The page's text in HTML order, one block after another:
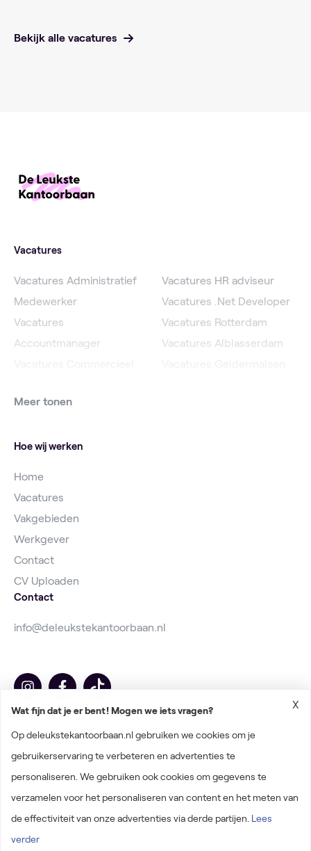
Bekijk alle vacatures
Vacatures
Vacatures Administratief
Medewerker
Vacatures
Accountmanager
Vacatures Online
Vacatures HR adviseur
Vacatures .Net Developer
Vacatures Rotterdam
Vacatures Alblasserdam
Meer tonen
Hoe wij werken
Home
Vacatures
Vakgebieden
Werkgever
Contact
CV Uploaden
Contact
info@deleukstekantoorbaan.nl
Algemene voorwaarden
Privacyverklaring
Wat fijn dat je er bent! Mogen we iets vragen?
Op deleukstekantoorbaan.nl gebruiken we cookies om je
gebruikerservaring te verbeteren en advertenties te
personaliseren. We gebruiken ook cookies om gegevens te
verzamelen voor het personaliseren van content en het meten van
de effectiviteit van onze advertenties via derde partijen. Lees
verder
X